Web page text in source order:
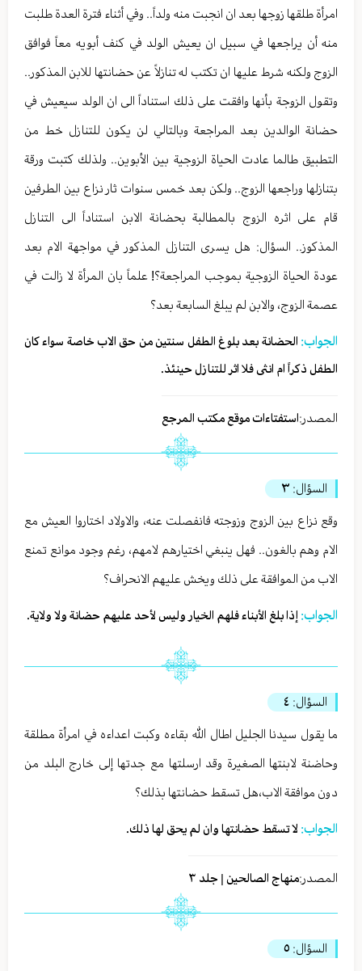
امرأة طلقها زوجها بعد ان انجبت منه ولداً.. وفي أثناء فترة العدة طلبت
منه أن يراجعها في سبيل ان يعيش الولد في كنف أبويه معاً فوافق
الزوج ولكنه شرط عليها ان تكتب له تنازلاً عن حضانتها للابن المذكور..
وتقول الزوجة بأنها وافقت على ذلك استناداً الى ان الولد سيعيش في
حضانة الوالدين بعد المراجعة وبالتالي لن يكون للتنازل خط من
التطبيق طالما عادت الحياة الزوجية بين الأبوين.. ولذلك كتبت ورقة
بتنازلها وراجعها الزوج.. ولكن بعد خمس سنوات ثار نزاع بين الطرفين
قام على اثره الزوج بالمطالبة بحضانة الابن استناداً الى التنازل
المذكوز.. السؤال: هل يسرى التنازل المذكور في مواجهة الام بعد
عودة الحياة الزوجية بموجب المراجعة؟! علماً بان المرأة لا زالت في
عصمة الزوج، والابن لم يبلغ السابعة بعد؟
الجواب: الحضانة بعد بلوغ الطفل سنتين من حق الاب خاصة سواء كان
الطفل ذكراً ام انثى فلا اثر للتنازل حينئذ.
المصدر:استفتاءات موقع مكتب المرجع
السؤال: ٣
وقع نزاع بين الزوج وزوجته فانفصلت عنه، والاولاد اختاروا العيش مع
الام وهم بالغون.. فهل ينبغي اختيارهم لامهم، رغم وجود موانع تمنع
الاب من الموافقة على ذلك ويخش عليهم الانحراف؟
الجواب: إذا بلغ الأبناء فلهم الخيار وليس لأحد عليهم حضانة ولا ولاية.
السؤال: ٤
ما يقول سيدنا الجليل اطال الله بقاءه وكبت اعداءه في امرأة مطلقة
وحاضنة لابنتها الصغيرة وقد ارسلتها مع جدتها إلى خارج البلد من
دون موافقة الاب،هل تسقط حضانتها بذلك؟
الجواب: لا تسقط حضانتها وان لم يحق لها ذلك.
المصدر:منهاج الصالحين | جلد ٣
السؤال: ٥